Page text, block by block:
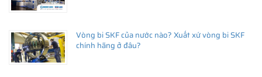
Vòng bi SKF của nước nào? Xuất xứ vòng bi SKF
chính hãng ở đâu?